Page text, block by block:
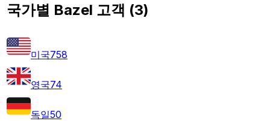
국가별 Bazel 고객 (3)
미국758
영국74
독일50